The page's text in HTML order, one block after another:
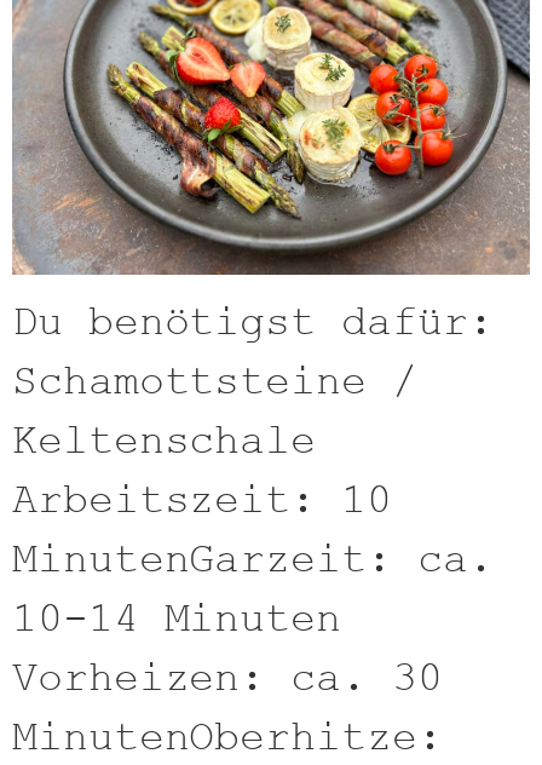
Du benötigst dafür:
Schamottsteine /
Keltenschale
Arbeitszeit: 10
MinutenGarzeit: ca.
10-14 Minuten
Vorheizen: ca. 30
MinutenOberhitze: